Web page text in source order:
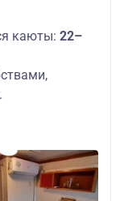
каюты: 22–